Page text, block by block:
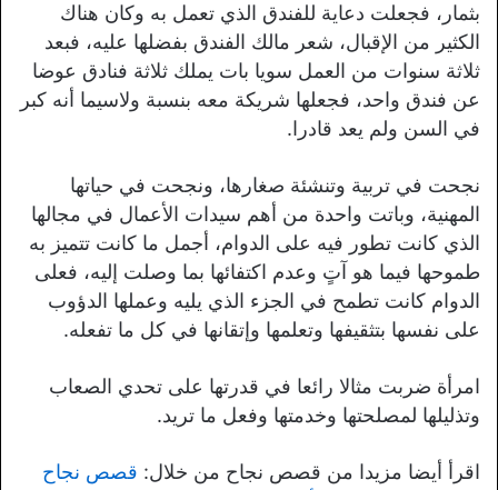
بثمار، فجعلت دعاية للفندق الذي تعمل به وكان هناك
الكثير من الإقبال، شعر مالك الفندق بفضلها عليه، فبعد
ثلاثة سنوات من العمل سويا بات يملك ثلاثة فنادق عوضا
عن فندق واحد، فجعلها شريكة معه بنسبة ولاسيما أنه كبر
في السن ولم يعد قادرا.
نجحت في تربية وتنشئة صغارها، ونجحت في حياتها
المهنية، وباتت واحدة من أهم سيدات الأعمال في مجالها
الذي كانت تطور فيه على الدوام، أجمل ما كانت تتميز به
طموحها فيما هو آتٍ وعدم اكتفائها بما وصلت إليه، فعلى
الدوام كانت تطمح في الجزء الذي يليه وعملها الدؤوب
على نفسها بتثقيفها وتعلمها وإتقانها في كل ما تفعله.
امرأة ضربت مثالا رائعا في قدرتها على تحدي الصعاب
وتذليلها لمصلحتها وخدمتها وفعل ما تريد.
اقرأ أيضا مزيدا من قصص نجاح من خلال: قصص نجاح